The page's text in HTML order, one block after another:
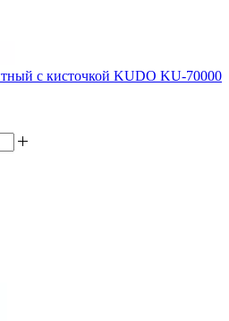
с кисточкой KUDO KU-70000